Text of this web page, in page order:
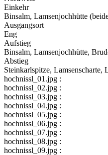
Einkehr
Binsalm, Lamsenjochhütte
Ausgangsort
Eng
Aufstieg
Binsalm, Lamsenjochhütte,
Abstieg
Steinkarlspitze, Lamsenscharte,
hochnissl_01.jpg :
hochnissl_02.jpg :
hochnissl_03.jpg :
hochnissl_04.jpg :
hochnissl_05.jpg :
hochnissl_06.jpg :
hochnissl_07.jpg :
hochnissl_08.jpg :
hochnissl_09.jpg :